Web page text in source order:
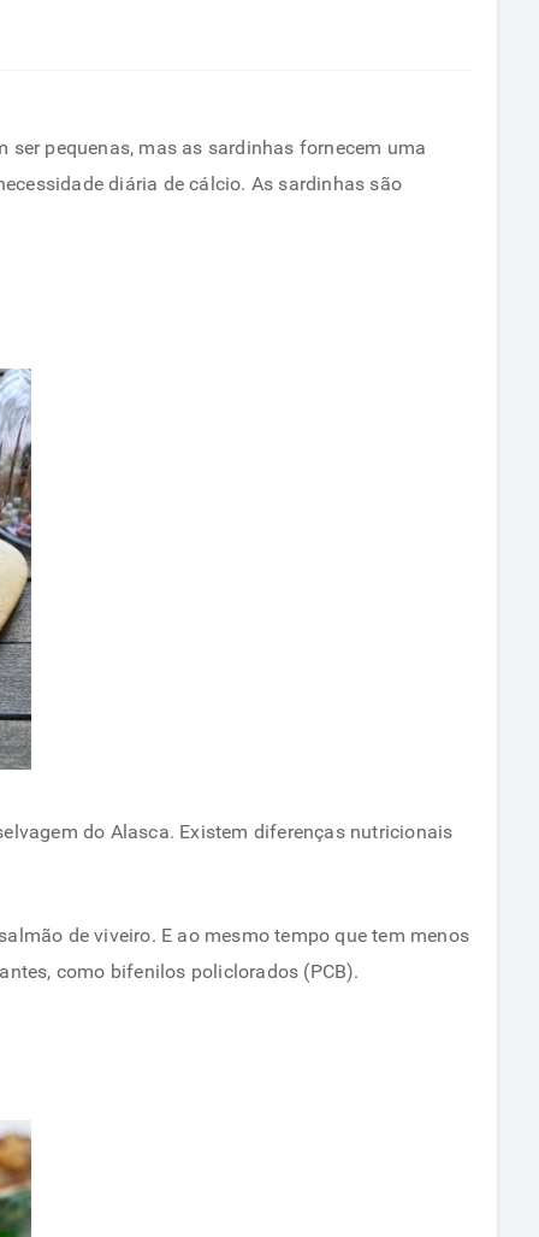
pequenas, mas as sardinhas fornecem uma
diária de cálcio. As sardinhas são
do Alasca. Existem diferenças nutricionais
de viveiro. E ao mesmo tempo que tem menos
como bifenilos policlorados (PCB).